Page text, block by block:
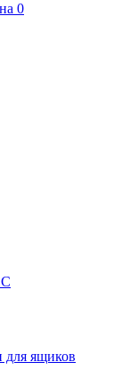
0
ящиков